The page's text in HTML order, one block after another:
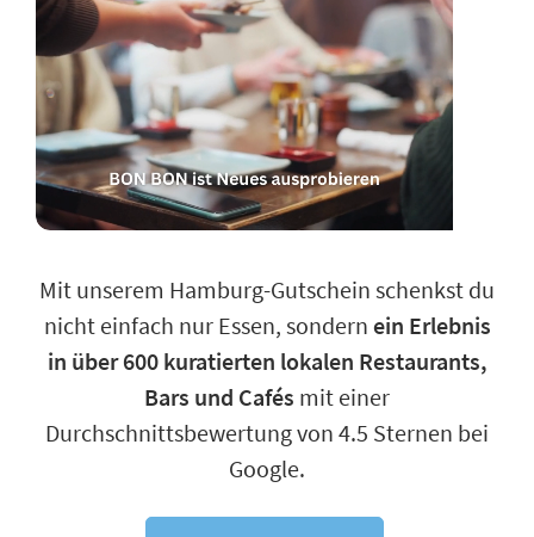
Mit unserem Hamburg-Gutschein schenkst du
nicht einfach nur Essen, sondern ein Erlebnis
in über 600 kuratierten lokalen Restaurants,
Bars und Cafés mit einer
Durchschnittsbewertung von 4.5 Sternen bei
Google.